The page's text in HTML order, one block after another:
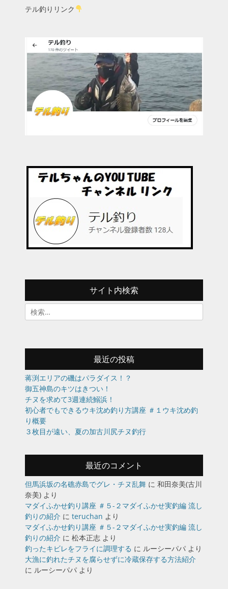
テル釣りリンク
サイト内検索
検
索:
最近の投稿
蒋渕エリアの磯はパラダイス！？
御五神島のキツはきつい！
チヌを求めて3週連続鰯浜！
初心者でもできるウキ沈め釣り方講座 ＃１ウキ沈め釣
り概要
３枚目が遠い、夏の加古川尻チヌ釣行
最近のコメント
但馬浜坂の名礁赤島でグレ・チヌ乱舞 に 和田奈美(古川
奈美) より
マダイふかせ釣り講座 ＃５-２マダイふかせ実釣編 流し
釣りの紹介 に teruchan より
マダイふかせ釣り講座 ＃５-２マダイふかせ実釣編 流し
釣りの紹介 に 松本正志 より
釣ったキビレをフライに調理する に ルーシーパパ より
大漁に釣れたチヌを腐らせずに冷蔵保存する方法紹介
に ルーシーパパ より